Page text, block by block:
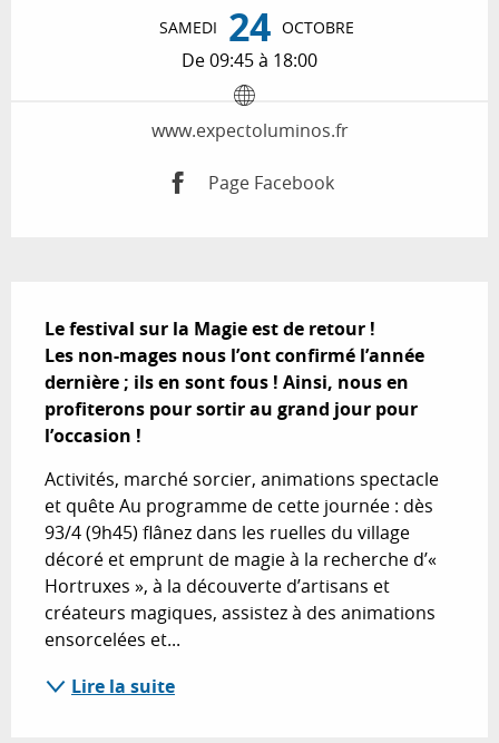
SAMEDI 24 OCTOBRE
De 09:45 à 18:00
www.expectoluminos.fr
Page Facebook
Le festival sur la Magie est de retour !
Les non-mages nous l’ont confirmé l’année
dernière ; ils en sont fous ! Ainsi, nous en
profiterons pour sortir au grand jour pour
l’occasion !
Activités, marché sorcier, animations spectacle
et quête Au programme de cette journée : dès
93/4 (9h45) flânez dans les ruelles du village
décoré et emprunt de magie à la recherche d’«
Hortruxes », à la découverte d’artisans et
créateurs magiques, assistez à des animations
ensorcelées et...
Lire la suite